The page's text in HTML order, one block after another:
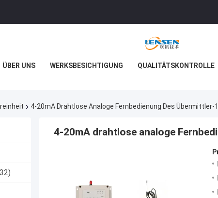
ÜBER UNS WERKSBESICHTIGUNG QUALITÄTSKONTROLLE
4-20mA Drahtlose Analoge Fernbedienung Des Übermittler-
4-20mA drahtlose analoge